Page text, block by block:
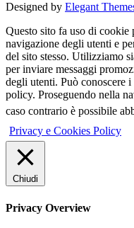
Designed by Elegant
Questo sito fa uso di cookie
navigazione degli utenti e
del sito stesso. Utilizziamo
per inviare messaggi
degli utenti. Può conoscere
policy. Proseguendo nella
caso contrario è possibile
Privacy e Cookies Policy
Chiudi
Privacy Overview